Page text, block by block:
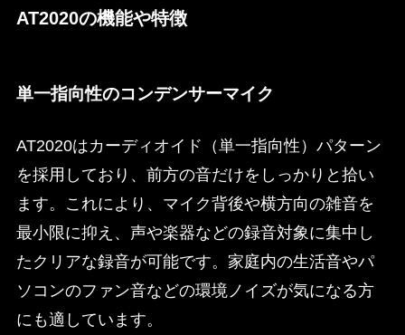
AT2020の機能や特徴
単一指向性のコンデンサーマイク
AT2020はカーディオイド（単一指向性）パターン
を採用しており、前方の音だけをしっかりと拾い
ます。これにより、マイク背後や横方向の雑音を
最小限に抑え、声や楽器などの録音対象に集中し
たクリアな録音が可能です。家庭内の生活音やパ
ソコンのファン音などの環境ノイズが気になる方
にも適しています。